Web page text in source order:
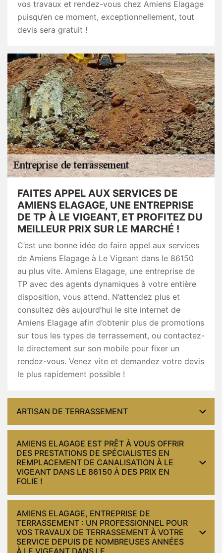
vos travaux et rendez-vous chez Amiens Elagage
puisqu’en ce moment, exceptionnellement, tout
devis sera gratuit !
FAITES APPEL AUX SERVICES DE
AMIENS ELAGAGE, UNE ENTREPRISE
DE TP À LE VIGEANT, ET PROFITEZ DU
MEILLEUR PRIX SUR LE MARCHÉ !
C’est une bonne idée de faire appel aux services
de Amiens Elagage à Le Vigeant dans le 86150
au plus vite. Amiens Elagage, une entreprise de
TP avec des agents dynamiques à votre entière
disposition, vous attend. N’attendez plus et
consultez dès aujourd’hui le site internet de
Amiens Elagage afin d’obtenir plus de promotions
sur tous les types de terrassement, ou contactez-
le directement sur son mobile pour fixer un
rendez-vous. Venez vite et demandez votre devis
le plus rapidement possible !
ARTISAN DE TERRASSEMENT
AMIENS ELAGAGE EST PRÊT À VOUS OFFRIR
DES PRESTATIONS DE SPÉCIALISTES EN
REMPLACEMENT DE CANALISATION À LE
VIGEANT DANS LE 86150 À DES PRIX EN
FOLIE !
AMIENS ELAGAGE, ENTREPRISE DE
TERRASSEMENT : UN PROFESSIONNEL POUR
VOS TRAVAUX DE TERRASSEMENT À VOTRE
SERVICE DEPUIS DE NOMBREUSES ANNÉES
À LE VIGEANT DANS LE